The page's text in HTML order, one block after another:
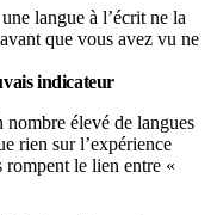
langue à l’écrit ne la
que vous avez vu ne
indicateur
élevé de langues
rien sur l’expérience
rompent le lien entre «